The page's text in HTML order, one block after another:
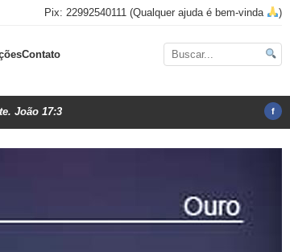
Pix: 22992540111 (Qualquer ajuda é bem-vinda )
Contato
João 17:3 f